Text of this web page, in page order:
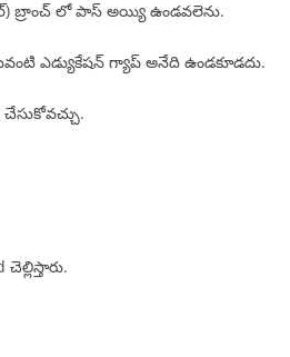
బ్రాంచ్ లో పాస్ అయ్యి ఉండవలెను.
ఎడ్యుకేషన్ గ్యాప్ అనేది ఉండకూడదు.